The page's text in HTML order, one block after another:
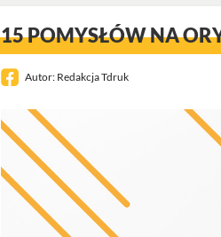
15 POMYSŁÓW NA
Autor: Redakcja Tdruk